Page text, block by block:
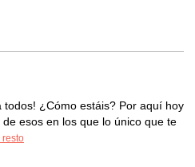
todos! ¿Cómo estáis? Por aquí hoy
esos en los que lo único que te
resto